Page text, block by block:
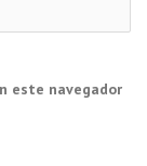
este navegador